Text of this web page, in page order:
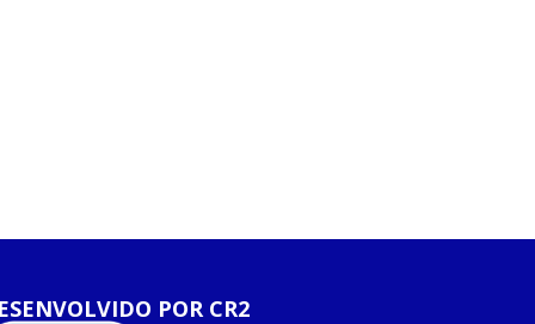
POR CR2